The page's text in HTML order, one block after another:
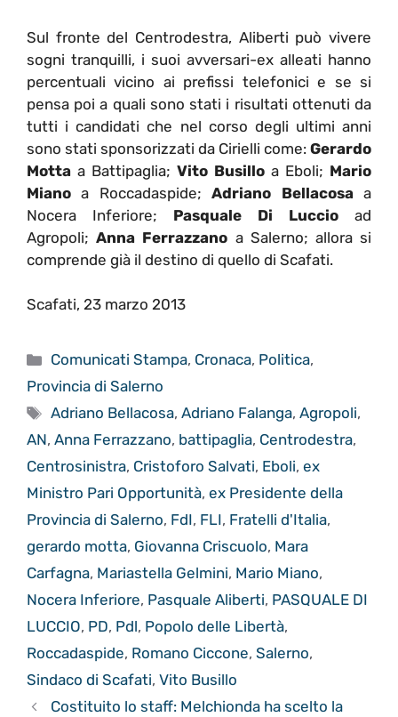
Sul fronte del Centrodestra, Aliberti può vivere
sogni tranquilli, i suoi avversari-ex alleati hanno
percentuali vicino ai prefissi telefonici e se si
pensa poi a quali sono stati i risultati ottenuti da
tutti i candidati che nel corso degli ultimi anni
sono stati sponsorizzati da Cirielli come: Gerardo
Motta a Battipaglia; Vito Busillo a Eboli; Mario
Miano a Roccadaspide;Adriano Bellacosaa
Nocera Inferiore; Pasquale Di Luccio ad
Agropoli;Anna Ferrazzano a Salerno; allora si
comprende già il destino di quello di Scafati.
Scafati, 23 marzo 2013
Categorie
Comunicati Stampa, Cronaca, Politica,
Provincia di Salerno
Tag
Adriano Bellacosa,Adriano Falanga,Agropoli,
AN, Anna Ferrazzano, battipaglia, Centrodestra,
Centrosinistra, Cristoforo Salvati, Eboli, ex
Ministro Pari Opportunità, ex Presidente della
Provincia di Salerno, FdI, FLI, Fratelli d'Italia,
gerardo motta, Giovanna Criscuolo, Mara
Carfagna, Mariastella Gelmini, Mario Miano,
Nocera Inferiore, Pasquale Aliberti, PASQUALE DI
LUCCIO, PD, Pdl, Popolo delle Libertà,
Roccadaspide, Romano Ciccone, Salerno,
Sindaco di Scafati, Vito Busillo
Costituito lo staff: Melchionda ha scelto la